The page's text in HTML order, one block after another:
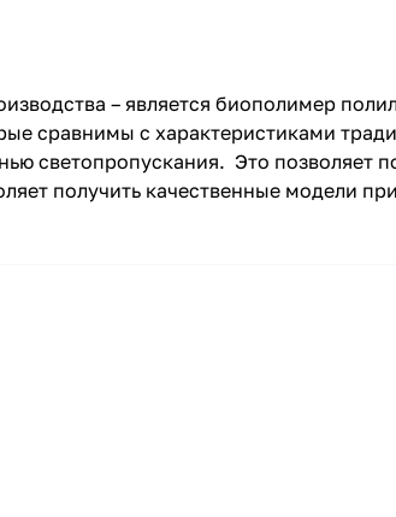
– является биополимер
сравнимы с характеристиками
светопропускания. Это позволяет
получить качественные модели